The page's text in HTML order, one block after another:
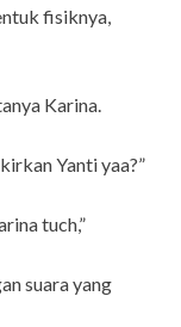
fisiknya,
Karina.
Yanti yaa?”
tuch,”
suara yang